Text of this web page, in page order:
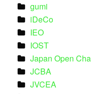
gumi
iDeCo
IEO
IOST
Japan Open
JCBA
JVCEA